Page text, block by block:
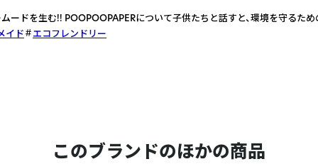
ードを生む!! POOPOOPAPERについて子供たちと話すと、環境を守るた
イド
エコフレンドリー
このブランドのほかの商品